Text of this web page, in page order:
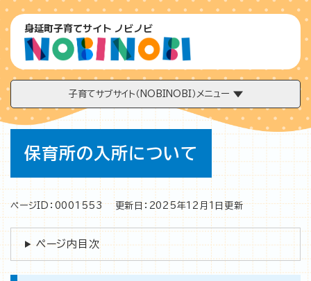
ペ
の
先
す
。
メニューを飛ばして本文へ
身延町子育てサイト ノビノビ
子育てサブサイト（NOBINOBI）メニュー
保育所の入所について
ページID：0001553 更新日：2025年12月1日更新
ページ内目次